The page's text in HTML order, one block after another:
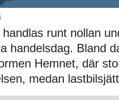
runt nollan
handelsdag. Bland
Hemnet, där
medan